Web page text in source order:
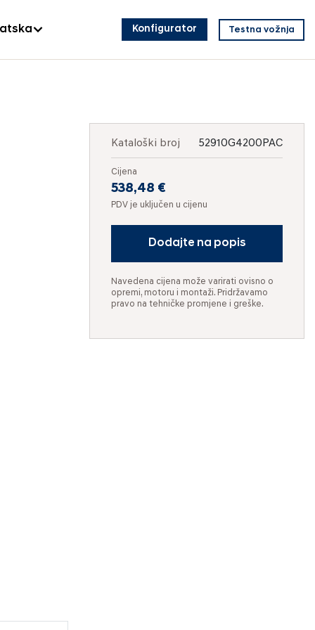
Konfigurator Testna vožnja
Kataloški broj 52910G4200PAC
Cijena
538,48 €
PDV je uključen u cijenu
Dodajte na popis
Navedena cijena može varirati ovisno o
opremi, motoru i montaži. Pridržavamo
pravo na tehničke promjene i greške.